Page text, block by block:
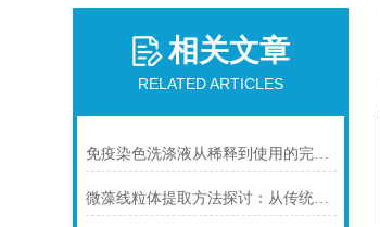
相关文章
RELATED ARTICLES
免疫染色洗涤液从稀释到使用的完整流程
微藻线粒体提取方法探讨：从传统技术到试剂盒方案